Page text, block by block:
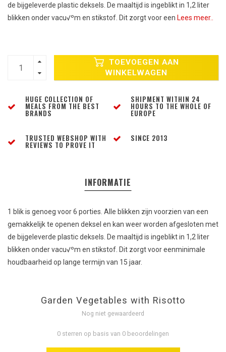
de bijgeleverde plastic deksels. De maaltijd is ingeblikt in 1,2 liter
blikken onder vacu√ºm en stikstof. Dit zorgt voor een Lees meer..
TOEVOEGEN AAN
WINKELWAGEN
HUGE COLLECTION OF
MEALS FROM THE BEST
BRANDS
SHIPMENT WITHIN 24
HOURS TO THE WHOLE OF
EUROPE
TRUSTED WEBSHOP WITH
REVIEWS TO PROVE IT
SINCE 2013
INFORMATIE
1 blik is genoeg voor 6 porties. Alle blikken zijn voorzien van een
gemakkelijk te openen deksel en kan weer worden afgesloten met
de bijgeleverde plastic deksels. De maaltijd is ingeblikt in 1,2 liter
blikken onder vacu√ºm en stikstof. Dit zorgt voor eenminimale
houdbaarheid op lange termijn van 15 jaar.
Garden Vegetables with Risotto
Nog niet gewaardeerd
0 sterren op basis van 0 beoordelingen